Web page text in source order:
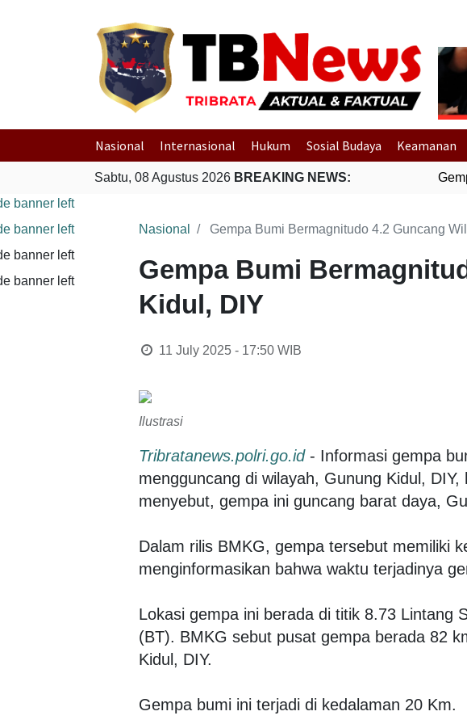
Nasional Internasional Hukum Sosial Budaya Keamanan
Sabtu, 08 Agustus 2026 BREAKING NEWS:
Nasional Gempa Bumi Bermagnitudo 4.2 Guncang
Gempa Bumi
Kidul, DIY
11 July 2025 - 17:50WIB
Ilustrasi
Tribratanews.polri.go.id - Informasi gempa
mengguncang di wilayah, Gunung Kidul,
menyebut, gempa ini guncang barat daya,
Dalam rilis BMKG, gempa tersebut memiliki
menginformasikan bahwa waktu terjadinya
Lokasi gempa ini berada di titik 8.73 Lintang
(BT). BMKG sebut pusat gempa berada 82
Kidul, DIY.
Gempa bumi ini terjadi di kedalaman 20 Km.